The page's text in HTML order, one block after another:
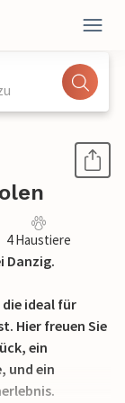
4 Haustiere
Danzig.
ideal für
Hier freuen Sie
ein
und ein